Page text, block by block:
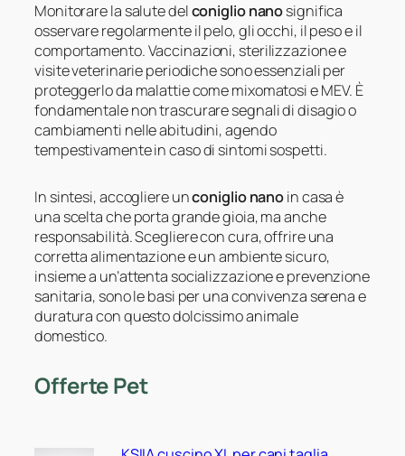
Monitorare la salute delconiglio nanosignifica
osservare regolarmente il pelo, gli occhi, il peso e il
comportamento. Vaccinazioni, sterilizzazione e
visite veterinarie periodiche sono essenziali per
proteggerlo da malattie come mixomatosi e MEV. È
fondamentale non trascurare segnali di disagio o
cambiamenti nelle abitudini, agendo
tempestivamente in caso di sintomi sospetti.
In sintesi, accogliere unconiglio nanoin casa è
una scelta che porta grande gioia, ma anche
responsabilità. Scegliere con cura, offrire una
corretta alimentazione e un ambiente sicuro,
insieme a un’attenta socializzazione e prevenzione
sanitaria, sono le basi per una convivenza serena e
duratura con questo dolcissimo animale
domestico.
Offerte Pet